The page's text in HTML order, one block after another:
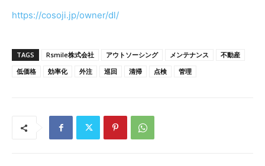
https://cosoji.jp/owner/dl/
TAGS Rsmile株式会社 アウトソーシング メンテナンス
不動産
低価格
効率化 外注 巡回 清掃 点検 管理